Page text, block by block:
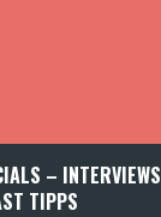
– INTERVIEWS
TIPPS